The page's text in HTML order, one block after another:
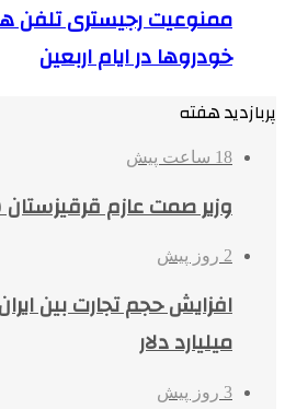
ممنوعیت رجیستری تلفن
خودروها در ایام اربعین
پربازدید هفته
18 ساعت پیش
وزیر صمت عازم
2 روز پیش
میلیارد دلار
3 روز پیش